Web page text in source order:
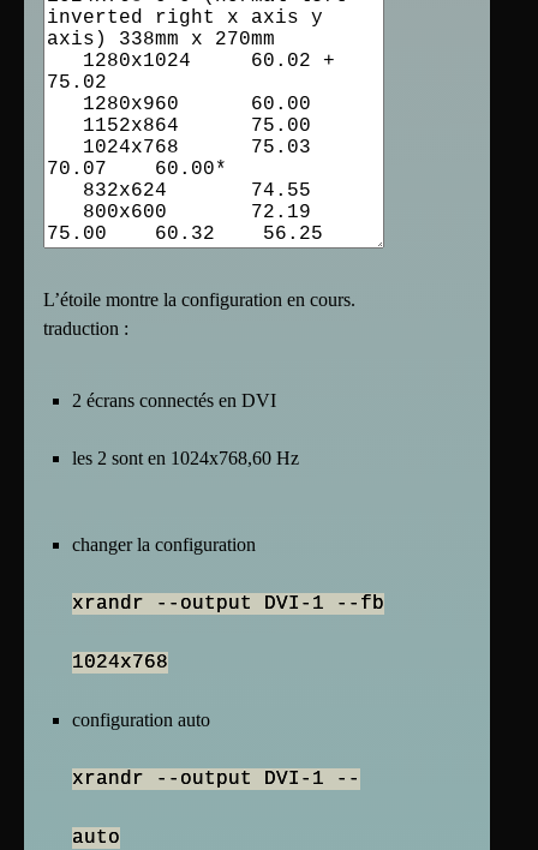
L’étoile montre la configuration en cours.
traduction :
2 écrans connectés en DVI
les 2 sont en 1024x768,60 Hz
changer la configuration
xrandr --output DVI-1 --fb
1024x768
configuration auto
xrandr --output DVI-1 --
auto